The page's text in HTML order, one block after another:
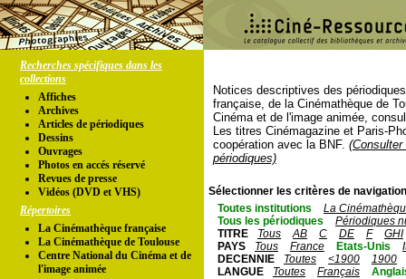
Recherches spécifiques dans les
collections
Affiches
Archives
Articles de périodiques
Dessins
Ouvrages
Photos en accés réservé
Revues de presse
Vidéos (DVD et VHS)
Répertoires
La Cinémathèque française
La Cinémathèque de Toulouse
Centre National du Cinéma et de
l'image animée
Notices descriptives des
française, de la Cinémathèque de
Cinéma et de l'image animée,
Les titres Cinémagazine et Paris-
coopération avec la BNF.
périodiques)
Sélectionner les critères de
Toutes institutions
La
Tous les périodiques
Périodiques
TITRE
Tous AB C DE F
GHI
PAYS
Tous France Etats-Unis
DECENNIE
Toutes <1900
1900
LANGUE
Toutes Français